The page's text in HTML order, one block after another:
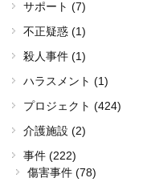
サポート (7)
不正疑惑 (1)
殺人事件 (1)
ハラスメント (1)
プロジェクト (424)
介護施設 (2)
事件 (222)
傷害事件 (78)